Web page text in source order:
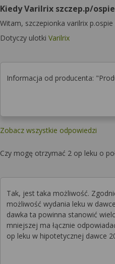
Kiedy Varilrix szczep.p/
Witam, szczepionka varilrix
Dotyczy ulotki Varilrix
Informacja od producenta:
Zobacz wszystkie odpowiedzi
Czy mogę otrzymać 2 op leku o
Tak, jest taka możliwość.
możliwość wydania leku w
dawka ta powinna stanowić
mniejszej ma łącznie
op leku w hipotetycznej dawce